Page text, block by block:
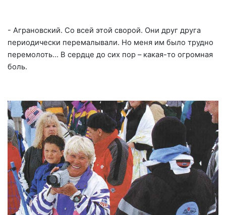
- Аграновский. Со всей этой сворой. Они друг друга
периодически перемалывали. Но меня им было трудно
перемолоть… В сердце до сих пор – какая-то огромная
боль.